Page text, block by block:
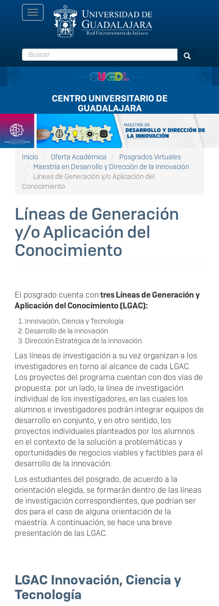
Toggle
navigation
Buscar Buscar
CENTRO UNIVERSITARIO DE
GUADALAJARA
Listón
FullScreen
Inicio Oferta Académica
Posgrados Virtuales
Maestría en Desarrollo y Dirección de la Innovación
Líneas de Generación y/o Aplicación del
Conocimiento
Líneas de Generación
y/o Aplicación del
Conocimiento
El posgrado cuenta contres Líneas de Generación y
Aplicación del Conocimiento (LGAC):
Innovación, Ciencia y Tecnología
Desarrollo de la Innovación
Dirección Estratégica de la Innovación
Las líneas de investigación a su vez organizan a los
investigadores en torno al alcance de cada LGAC.
Los proyectos del programa cuentan con dos vías de
propuesta: por un lado, la línea de investigación
individual de los investigadores, en las cuales los
alumnos e investigadores podrán integrar equipos de
desarrollo en conjunto, y en otro sentido, los
proyectos individuales planteados por los alumnos
en el contexto de la solución a problemáticas y
oportunidades de negocios viables y factibles para el
desarrollo de la innovación.
Los estudiantes del posgrado, de acuerdo a la
orientación elegida, se formarán dentro de las líneas
de investigación correspondientes, que podrían ser
dos para el caso de alguna orientación de la
maestría. A continuación, se hace una breve
presentación de las LGAC.
LGAC Innovación, Ciencia y
Tecnología